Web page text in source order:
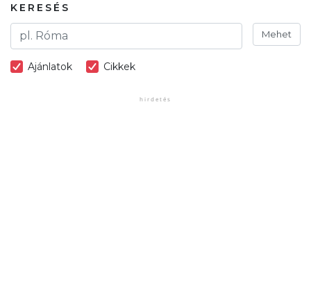
KERESÉS
Mehet
Ajánlatok Cikkek